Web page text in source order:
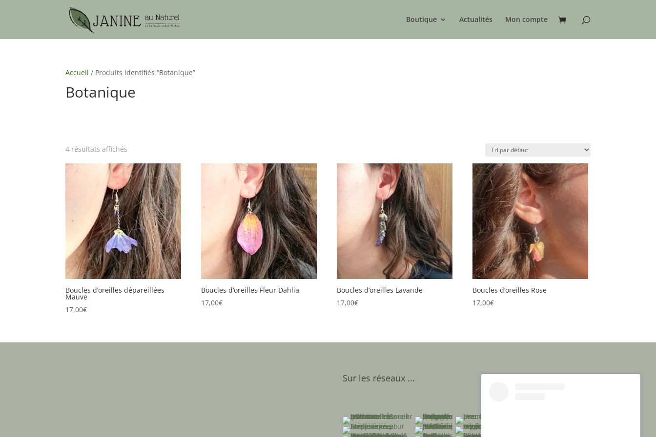
Boutique Actualités Mon compte
Accueil / Produits identifiés “Botanique”
Botanique
4 résultats affichés
Boucles d’oreilles dépareillées
Mauve
17,00€
Boucles d’oreilles Fleur Dahlia
17,00€
Boucles d’oreilles Lavande
17,00€
Boucles d’oreilles Rose
17,00€
Sur les réseaux ...